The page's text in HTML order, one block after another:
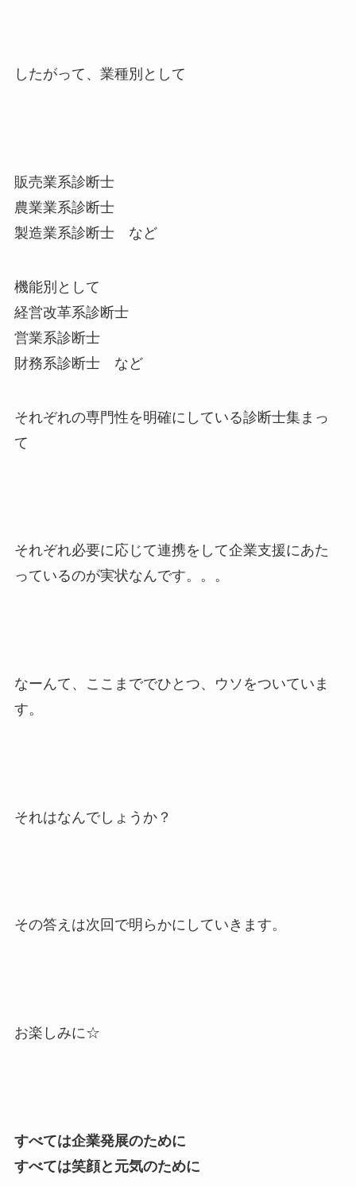
したがって、業種別として
販売業系診断士
農業業系診断士
製造業系診断士 など
機能別として
経営改革系診断士
営業系診断士
財務系診断士 など
それぞれの専門性を明確にしている診断士集まっ
て
それぞれ必要に応じて連携をして企業支援にあた
っているのが実状なんです。。。
なーんて、ここまででひとつ、ウソをついていま
す。
それはなんでしょうか？
その答えは次回で明らかにしていきます。
お楽しみに☆
すべては企業発展のために
すべては笑顔と元気のために